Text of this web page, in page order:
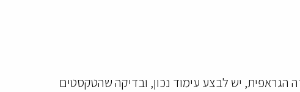
הגראפית, יש לבצע עימוד נכון, ובדיקה שהטקסטים